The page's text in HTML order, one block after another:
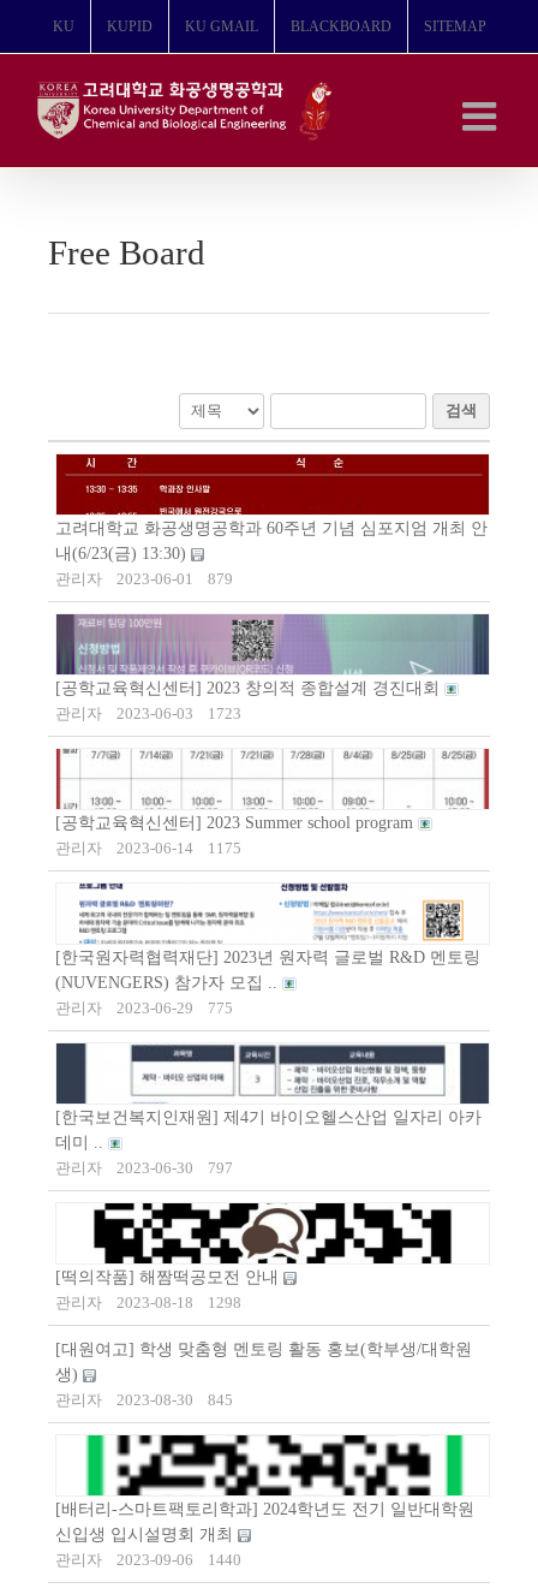
뛰
KU KUPID KU GMAIL BLACKBOARD SITEMAP
Free Board
검색
고려대학교 화공생명공학과 60주년 기념 심포지엄 개최 안
내(6/23(금) 13:30)
관리자
2023-06-01 879
[공학교육혁신센터] 2023 창의적 종합설계 경진대회
관리자
2023-06-03 1723
[공학교육혁신센터] 2023 Summer school program
관리자
2023-06-14 1175
[한국원자력협력재단] 2023년 원자력 글로벌 R&D 멘토링
(NUVENGERS) 참가자 모집 ..
관리자
2023-06-29 775
[한국보건복지인재원] 제4기 바이오헬스산업 일자리 아카
데미 ..
관리자
2023-06-30 797
[떡의작품] 해짬떡공모전 안내
관리자
2023-08-18 1298
[대원여고] 학생 맞춤형 멘토링 활동 홍보(학부생/대학원
생)
관리자
2023-08-30 845
[배터리-스마트팩토리학과] 2024학년도 전기 일반대학원
신입생 입시설명회 개최
관리자
2023-09-06 1440